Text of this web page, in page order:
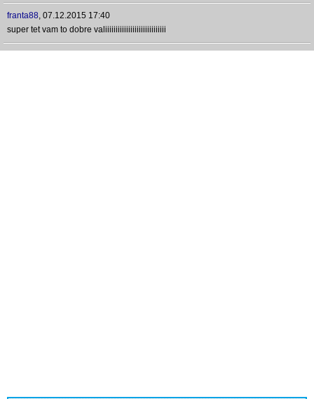
franta88, 07.12.2015 17:40
super tet vam to dobre valiiiiiiiiiiiiiiiiiiiiiiiiiiiii